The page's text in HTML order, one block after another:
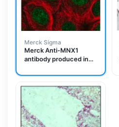
Merck Sigma
Merck Anti-MNX1
antibody produced in